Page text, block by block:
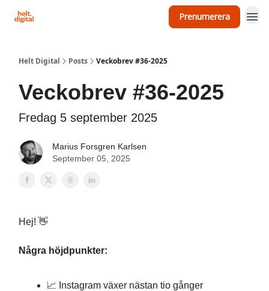
Prenumerera
Helt Digital Posts Veckobrev #36-2025
Veckobrev #36-2025
Fredag 5 september 2025
Marius Forsgren Karlsen
September 05, 2025
Hej! 👋
Några höjdpunkter:
📈 Instagram växer nästan tio gånger